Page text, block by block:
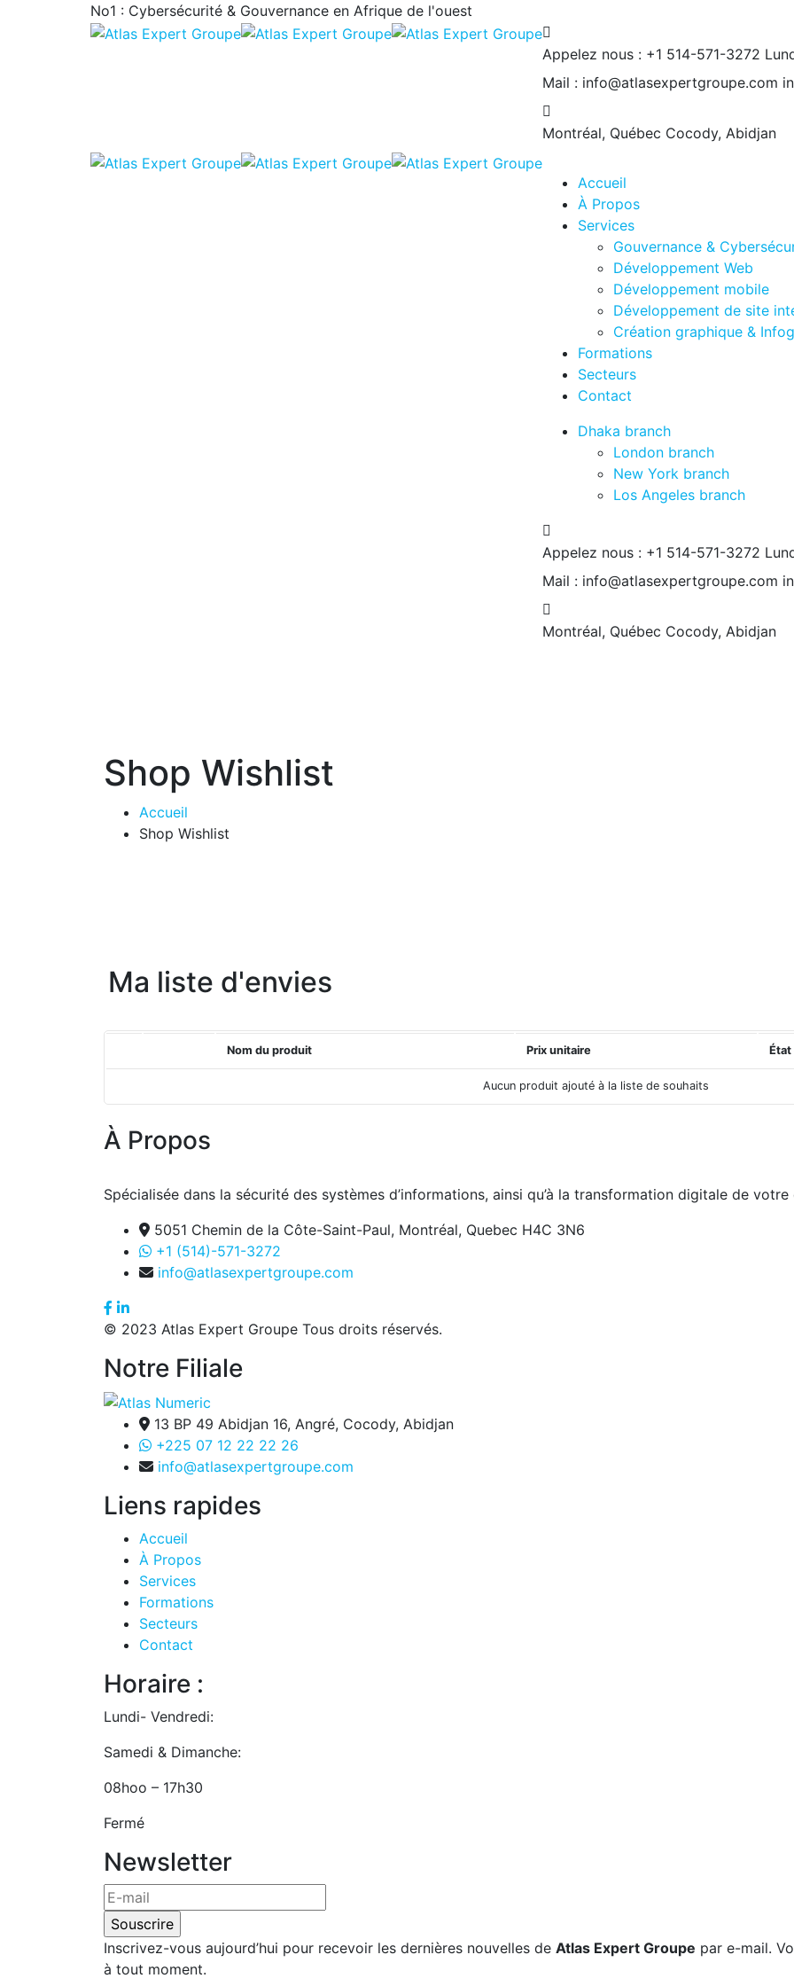
No1 : Cybersécurité & Gouvernance en Afrique de l'ouest
Appelez nous : +1 514-571-3272
Mail : info@atlasexpertgroupe.com
Montréal, Québec Cocody, Abidjan
Accueil
À Propos
Services
Gouvernance &
Développement Web
Développement mobile
Développement de site
Création graphique &
Formations
Secteurs
Contact
Dhaka branch
London branch
New York branch
Los Angeles branch
Appelez nous : +1 514-571-3272
Mail : info@atlasexpertgroupe.com
Montréal, Québec Cocody, Abidjan
Shop Wishlist
Accueil
Shop Wishlist
Ma liste d'envies
Nom du produit Prix unitaire État
Aucun produit ajouté à la liste de souhaits
À Propos
Spécialisée dans la sécurité des systèmes d’informations, ainsi qu’à la transformation digitale de votre
5051 Chemin de la Côte-Saint-Paul, Montréal, Quebec H4C 3N6
+1 (514)-571-3272
info@atlasexpertgroupe.com
© 2023 Atlas Expert Groupe Tous droits réservés.
Notre Filiale
13 BP 49 Abidjan 16, Angré, Cocody, Abidjan
+225 07 12 22 22 26
info@atlasexpertgroupe.com
Liens rapides
Accueil
À Propos
Services
Formations
Secteurs
Contact
Horaire :
Lundi- Vendredi:
Samedi & Dimanche:
08hoo – 17h30
Fermé
Newsletter
Inscrivez-vous aujourd’hui pour recevoir les dernières nouvelles de Atlas Expert Groupe par e-mail.
à tout moment.